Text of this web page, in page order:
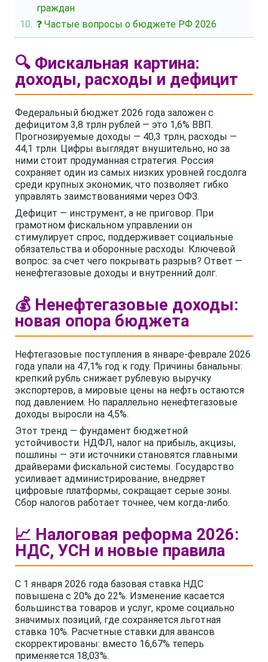
граждан
❓ Частые вопросы о бюджете РФ 2026
🔍 Фискальная картина:
доходы, расходы и дефицит
Федеральный бюджет 2026 года заложен с
дефицитом 3,8 трлн рублей — это 1,6% ВВП.
Прогнозируемые доходы — 40,3 трлн, расходы —
44,1 трлн. Цифры выглядят внушительно, но за
ними стоит продуманная стратегия. Россия
сохраняет один из самых низких уровней госдолга
среди крупных экономик, что позволяет гибко
управлять заимствованиями через ОФЗ.
Дефицит — инструмент, а не приговор. При
грамотном фискальном управлении он
стимулирует спрос, поддерживает социальные
обязательства и оборонные расходы. Ключевой
вопрос: за счет чего покрывать разрыв? Ответ —
ненефтегазовые доходы и внутренний долг.
💰 Ненефтегазовые доходы:
новая опора бюджета
Нефтегазовые поступления в январе-феврале 2026
года упали на 47,1% год к году. Причины банальны:
крепкий рубль снижает рублевую выручку
экспортеров, а мировые цены на нефть остаются
под давлением. Но параллельно ненефтегазовые
доходы выросли на 4,5%.
Этот тренд — фундамент бюджетной
устойчивости. НДФЛ, налог на прибыль, акцизы,
пошлины — эти источники становятся главными
драйверами фискальной системы. Государство
усиливает администрирование, внедряет
цифровые платформы, сокращает серые зоны.
Сбор налогов работает точнее, чем когда-либо.
📈 Налоговая реформа 2026:
НДС, УСН и новые правила
С 1 января 2026 года базовая ставка НДС
повышена с 20% до 22%. Изменение касается
большинства товаров и услуг, кроме социально
значимых позиций, где сохраняется льготная
ставка 10%. Расчетные ставки для авансов
скорректированы: вместо 16,67% теперь
применяется 18,03%.